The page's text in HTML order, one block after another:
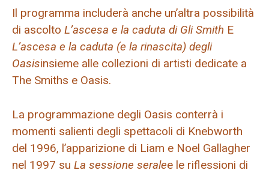
Il programma includerà anche un’altra possibilità
di ascolto L’ascesa e la caduta di Gli Smith E
L’ascesa e la caduta (e la rinascita) degli
Oasisinsieme alle collezioni di artisti dedicate a
The Smiths e Oasis.
La programmazione degli Oasis conterrà i
momenti salienti degli spettacoli di Knebworth
del 1996, l’apparizione di Liam e Noel Gallagher
nel 1997 su La sessione seralee le riflessioni di